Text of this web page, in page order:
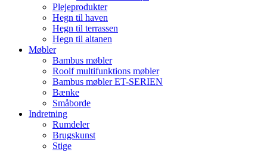
Plejeprodukter
Hegn til haven
Hegn til terrassen
Hegn til altanen
Møbler
Bambus møbler
Roolf multifunktions møbler
Bambus møbler ET-SERIEN
Bænke
Småborde
Indretning
Rumdeler
Brugskunst
Stige